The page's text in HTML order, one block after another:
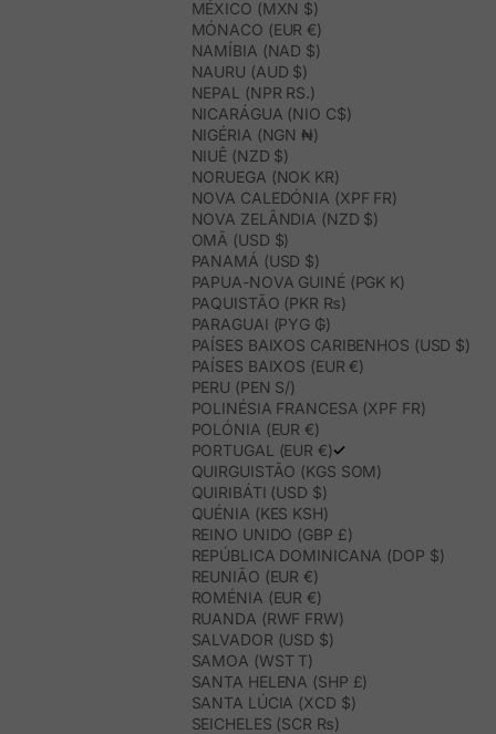
MÉXICO (MXN $)
MÓNACO (EUR €)
NAMÍBIA (NAD $)
NAURU (AUD $)
NEPAL (NPR RS.)
NICARÁGUA (NIO C$)
NIGÉRIA (NGN ₦)
NIUÊ (NZD $)
NORUEGA (NOK KR)
NOVA CALEDÓNIA (XPF FR)
NOVA ZELÂNDIA (NZD $)
OMÃ (USD $)
PANAMÁ (USD $)
PAPUA-NOVA GUINÉ (PGK K)
PAQUISTÃO (PKR ₨)
PARAGUAI (PYG ₲)
PAÍSES BAIXOS CARIBENHOS (USD $)
PAÍSES BAIXOS (EUR €)
PERU (PEN S/)
POLINÉSIA FRANCESA (XPF FR)
POLÓNIA (EUR €)
PORTUGAL (EUR €)
QUIRGUISTÃO (KGS SOM)
QUIRIBÁTI (USD $)
QUÉNIA (KES KSH)
REINO UNIDO (GBP £)
REPÚBLICA DOMINICANA (DOP $)
REUNIÃO (EUR €)
ROMÉNIA (EUR €)
RUANDA (RWF FRW)
SALVADOR (USD $)
SAMOA (WST T)
SANTA HELENA (SHP £)
SANTA LÚCIA (XCD $)
SEICHELES (SCR ₨)